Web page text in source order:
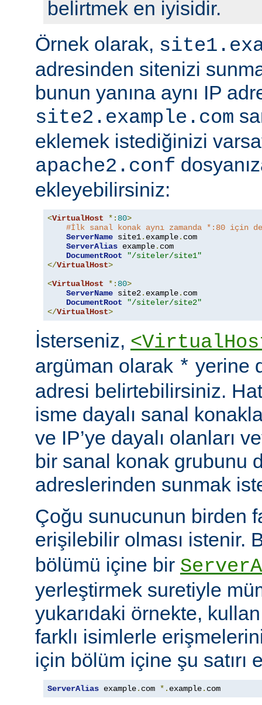
belirtmek en iyisidir.
Örnek olarak,
adresinden sitenizi
bunun yanına aynı IP
site2.example.com
eklemek istediğinizi
apache2.conf
ekleyebilirsiniz:
<VirtualHost *: 80>
#İlk sanal konak aynı zamanda *:80 için
ServerName site1. example. com
ServerAlias example. com
DocumentRoot
"/siteler/site1"
</VirtualHost>
<VirtualHost *: 80>
ServerName site2. example. com
DocumentRoot
"/siteler/site2"
</VirtualHost>
İsterseniz,
argüman olarak * yerine
adresi belirtebilirsiniz.
isme dayalı sanal
ve IP’ye dayalı olanları
bir sanal konak grubunu
adreslerinden sunmak
Çoğu sunucunun birden
erişilebilir olması istenir.
bölümü içine bir
yerleştirmek suretiyle
yukarıdaki örnekte,
farklı isimlerle
için bölüm içine şu satırı
ServerAlias example. com *. example. com